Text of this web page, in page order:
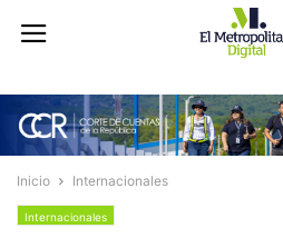
Inicio Internacionales
Internacionales